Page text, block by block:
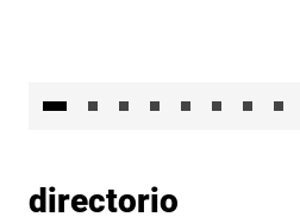
directorio